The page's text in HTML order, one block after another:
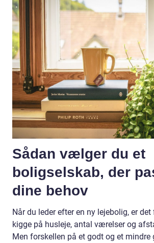
Sådan vælger du et
boligselskab, der
dine behov
Når du leder efter en ny lejebolig, er
kigge på husleje, antal værelser og
Men forskellen på et godt og et